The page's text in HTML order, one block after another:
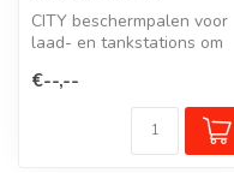
CITY beschermpalen voor
laad- en tankstations om
bescher...
€--,--